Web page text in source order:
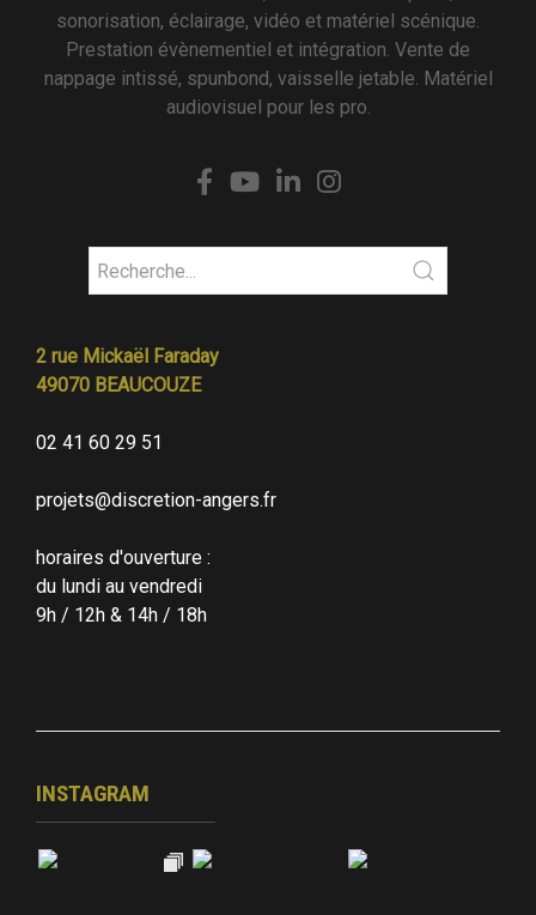
sonorisation, éclairage, vidéo et matériel scénique.
Prestation évènementiel et intégration. Vente de
nappage intissé, spunbond, vaisselle jetable. Matériel
audiovisuel pour les pro.
2 rue Mickaël Faraday
49070 BEAUCOUZE
02 41 60 29 51
projets@discretion-angers.fr
horaires d'ouverture :
du lundi au vendredi
9h / 12h & 14h / 18h
INSTAGRAM